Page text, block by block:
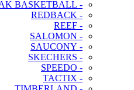
- PEAK BASKETBALL
- REDBACK
- REEF
- SALOMON
- SAUCONY
- SKECHERS
- SPEEDO
- TACTIX